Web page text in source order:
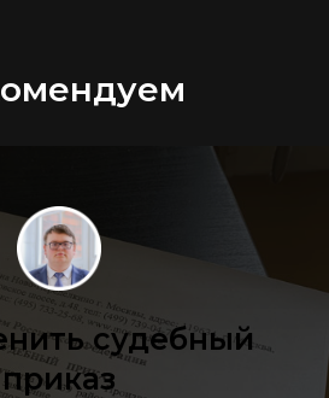
судебный
приказ